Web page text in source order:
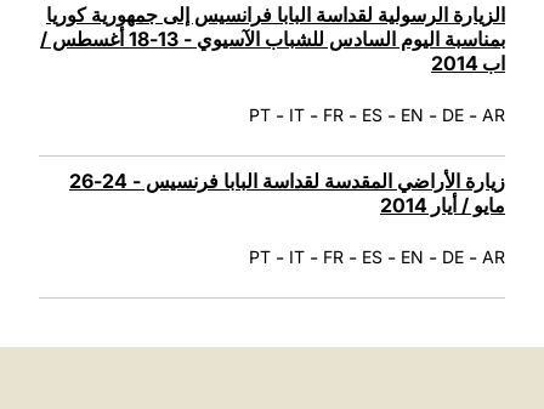
الزيارة الرسولية لقداسة البابا فرانسيس إلى جمهورية كوريا
بمناسبة اليوم السادس للشباب الآسيوي - 13-18 أغسطس /
اب 2014
AR
-
DE
-
EN
-
ES
-
FR
-
IT
-
PT
زيارة الأراضي المقدسة لقداسة البابا فرنسيس - 24-26
مايو / أيار 2014
AR
-
DE
-
EN
-
ES
-
FR
-
IT
-
PT